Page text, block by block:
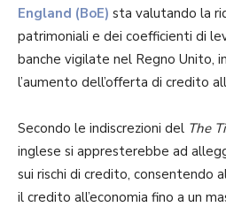
England (BoE) sta valutando la
patrimoniali e dei coefficienti di
banche vigilate nel Regno Unito,
l’aumento dell’offerta di credito
Secondo le indiscrezioni del The
inglese si appresterebbe ad
sui rischi di credito, consentendo
il credito all’economia fino a un